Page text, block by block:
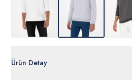
Ürün Detay